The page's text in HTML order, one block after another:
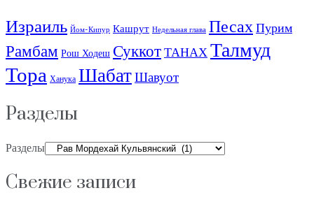
Израиль Йом-Кипур Кашрут Недельная глава ПесахПурим
Рамбам Рош Ходеш СуккотТАНАХТалмуд
Тора Ханука ШабатШавуот
Разделы
Разделы
Свежие записи